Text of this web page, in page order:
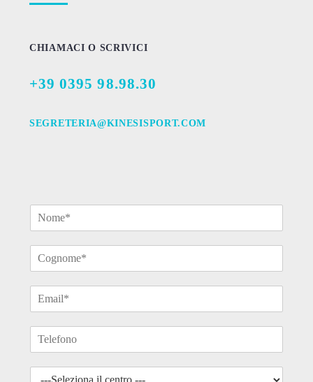
CHIAMACI O SCRIVICI
+39 0395 98.98.30
SEGRETERIA@KINESISPORT.COM